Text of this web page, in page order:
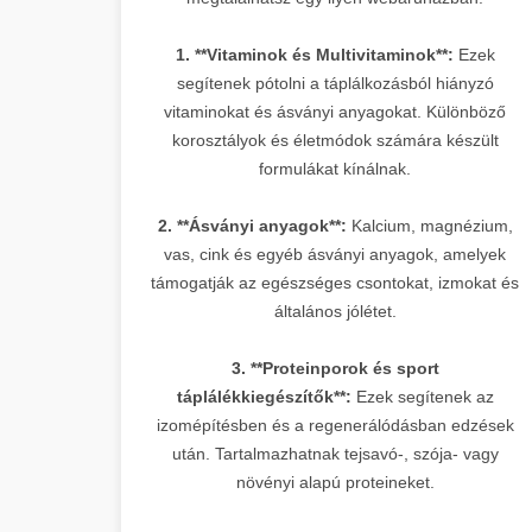
1. **Vitaminok és Multivitaminok**: Ezek
segítenek pótolni a táplálkozásból hiányzó
vitaminokat és ásványi anyagokat. Különböző
korosztályok és életmódok számára készült
formulákat kínálnak.
2. **Ásványi anyagok**: Kalcium, magnézium,
vas, cink és egyéb ásványi anyagok, amelyek
támogatják az egészséges csontokat, izmokat és
általános jólétet.
3. **Proteinporok és sport
táplálékkiegészítők**: Ezek segítenek az
izomépítésben és a regenerálódásban edzések
után. Tartalmazhatnak tejsavó-, szója- vagy
növényi alapú proteineket.